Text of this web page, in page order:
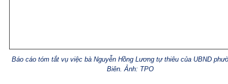
Báo cáo tóm tắt vụ việc bà Nguyễn Hồng Lương tự thiêu của UBND
Biên. Ảnh: TPO